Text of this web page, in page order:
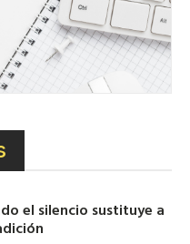
el silencio sustituye a